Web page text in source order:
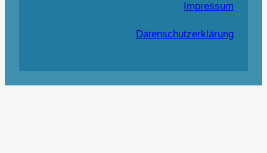
Impressum
Datenschutzerklärung